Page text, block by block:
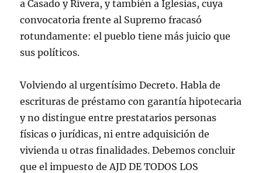
a Casado y Rivera, y también a Iglesias, cuya
convocatoria frente al Supremo fracasó
rotundamente: el pueblo tiene más juicio que
sus políticos.
Volviendo al urgentísimo Decreto. Habla de
escrituras de préstamo con garantía hipotecaria
y no distingue entre prestatarios personas
físicas o jurídicas, ni entre adquisición de
vivienda u otras finalidades. Debemos concluir
que el impuesto de AJD DE TODOS LOS